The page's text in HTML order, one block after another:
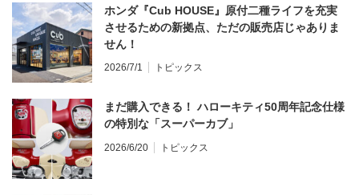
ホンダ『Cub HOUSE』原付二種ライフを充実
させるための新拠点、ただの販売店じゃありま
せん！
2026/7/1 トピックス
まだ購入できる！ ハローキティ50周年記念仕様
の特別な「スーパーカブ」
2026/6/20 トピックス